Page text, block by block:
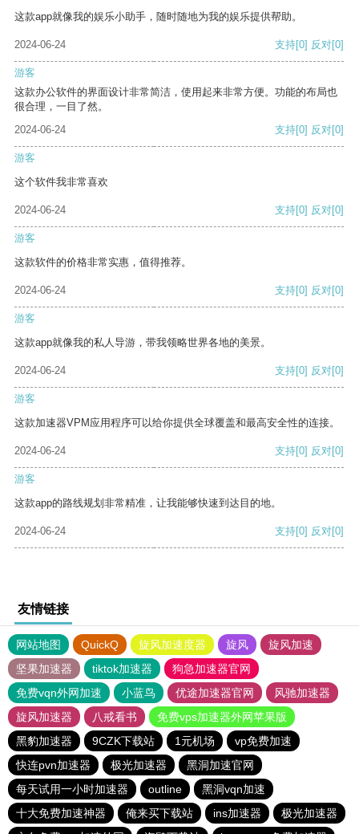
这款app就像我的娱乐小助手，随时随地为我的娱乐提供帮助。
2024-06-24 支持[0] 反对[0]
游客
这款办公软件的界面设计非常简洁，使用起来非常方便。功能的布局也
很合理，一目了然。
2024-06-24
支持[0] 反对[0]
游客
这个软件我非常喜欢
2024-06-24 支持[0] 反对[0]
游客
这款软件的价格非常实惠，值得推荐。
2024-06-24 支持[0] 反对[0]
游客
这款app就像我的私人导游，带我领略世界各地的美景。
2024-06-24 支持[0] 反对[0]
游客
这款加速器VPM应用程序可以给你提供全球覆盖和最高安全性的连接。
2024-06-24 支持[0] 反对[0]
游客
这款app的路线规划非常精准，让我能够快速到达目的地。
2024-06-24 支持[0] 反对[0]
友情链接
网站地图 QuickQ 旋风加速度器 旋风
旋风加速
坚果加速器
tiktok加速器
狗急加速器官网
免费vqn外网加速
小蓝鸟 优途加速器官网
风驰加速器
旋风加速器
八戒看书
免费vps加速器外网苹果版
黑豹加速器
9CZK下载站 1元机场
vp免费加速
快连pvn加速器
极光加速器
黑洞加速官网
每天试用一小时加速器
outline
黑洞vqn加速
十大免费加速神器
俺来买下载站 ins加速器
极光加速器